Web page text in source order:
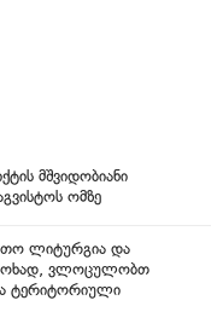
მშვიდობიანი
ომზე
ლიტურგია და
ვლოცულობთ
ტერიტორიული